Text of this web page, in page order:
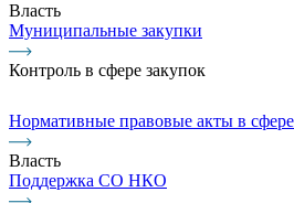
Власть
Муниципальные закупки
Контроль в сфере закупок
Нормативные правовые акты в
Власть
Поддержка СО НКО